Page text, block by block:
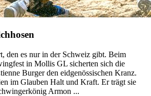
den es nur in der Schweiz gibt. Beim
in Mollis GL sicherten sich die
Burger den eidgenössischen Kranz.
im Glauben Halt und Kraft. Er trägt sie
Armon ...